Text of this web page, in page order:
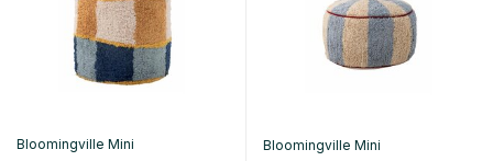
Bloomingville Mini
Bloomingville Mini